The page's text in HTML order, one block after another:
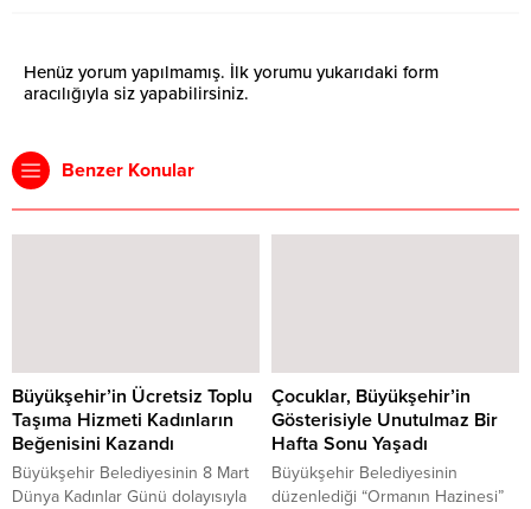
Henüz yorum yapılmamış. İlk yorumu yukarıdaki form
aracılığıyla siz yapabilirsiniz.
Benzer Konular
Büyükşehir’in Ücretsiz Toplu
Taşıma Hizmeti Kadınların
Beğenisini Kazandı
Büyükşehir Belediyesinin 8 Mart
Dünya Kadınlar Günü dolayısıyla
Çocuklar, Büyükşehir’in
Gösterisiyle Unutulmaz Bir
Hafta Sonu Yaşadı
Büyükşehir Belediyesinin
düzenlediği “Ormanın Hazinesi”